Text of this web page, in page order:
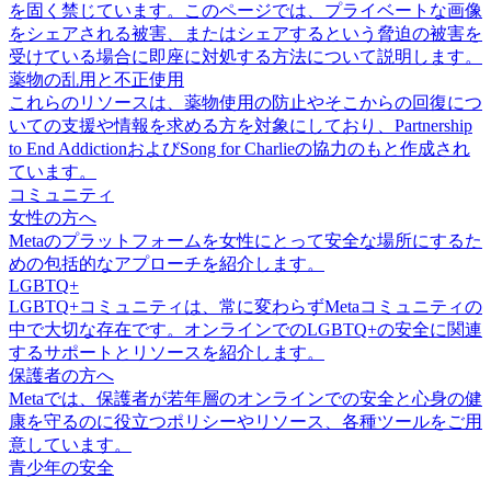
を固く禁じています。このページでは、プライベートな画像
をシェアされる被害、またはシェアするという脅迫の被害を
受けている場合に即座に対処する方法について説明します。
薬物の乱用と不正使用
これらのリソースは、薬物使用の防止やそこからの回復につ
いての支援や情報を求める方を対象にしており、Partnership
to End AddictionおよびSong for Charlieの協力のもと作成され
ています。
コミュニティ
女性の方へ
Metaのプラットフォームを女性にとって安全な場所にするた
めの包括的なアプローチを紹介します。
LGBTQ+
LGBTQ+コミュニティは、常に変わらずMetaコミュニティの
中で大切な存在です。オンラインでのLGBTQ+の安全に関連
するサポートとリソースを紹介します。
保護者の方へ
Metaでは、保護者が若年層のオンラインでの安全と心身の健
康を守るのに役立つポリシーやリソース、各種ツールをご用
意しています。
青少年の安全